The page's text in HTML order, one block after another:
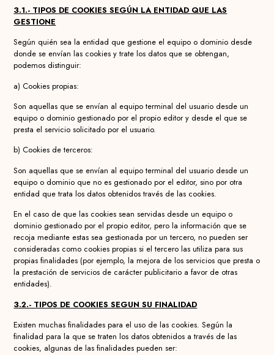
3.1.- TIPOS DE COOKIES SEGÚN LA ENTIDAD QUE LAS
GESTIONE
Según quién sea la entidad que gestione el equipo o dominio desde
donde se envían las cookies y trate los datos que se obtengan,
podemos distinguir:
a) Cookies propias:
Son aquellas que se envían al equipo terminal del usuario desde un
equipo o dominio gestionado por el propio editor y desde el que se
presta el servicio solicitado por el usuario.
b) Cookies de terceros:
Son aquellas que se envían al equipo terminal del usuario desde un
equipo o dominio que no es gestionado por el editor, sino por otra
entidad que trata los datos obtenidos través de las cookies.
En el caso de que las cookies sean servidas desde un equipo o
dominio gestionado por el propio editor, pero la información que se
recoja mediante estas sea gestionada por un tercero, no pueden ser
consideradas como cookies propias si el tercero las utiliza para sus
propias finalidades (por ejemplo, la mejora de los servicios que presta o
la prestación de servicios de carácter publicitario a favor de otras
entidades).
3.2.- TIPOS DE COOKIES SEGUN SU FINALIDAD
Existen muchas finalidades para el uso de las cookies. Según la
finalidad para la que se traten los datos obtenidos a través de las
cookies, algunas de las finalidades pueden ser: